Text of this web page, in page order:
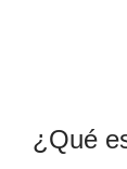
¿Qué